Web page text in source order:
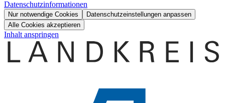
Datenschutzinformationen
Nur notwendige Cookies
Datenschutzeinstellungen anpassen
Alle Cookies akzeptieren
Inhalt anspringen